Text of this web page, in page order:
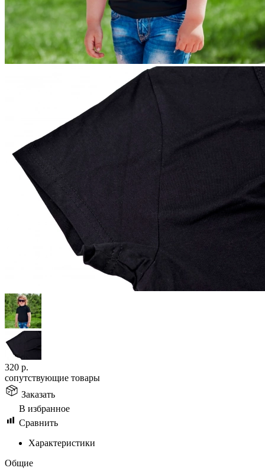
320 р.
сопутствующие товары
Заказать
В избранное
Сравнить
Характеристики
Общие